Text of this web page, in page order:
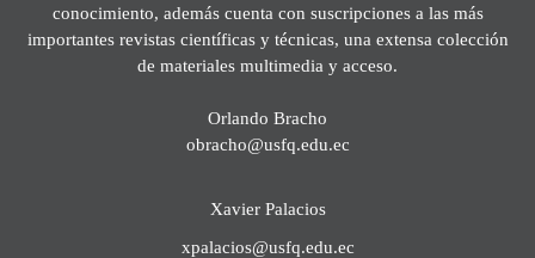
conocimiento, además cuenta con suscripciones a las más
importantes revistas científicas y técnicas, una extensa colección
de materiales multimedia y acceso.
Orlando Bracho
obracho@usfq.edu.ec
Xavier Palacios
xpalacios@usfq.edu.ec